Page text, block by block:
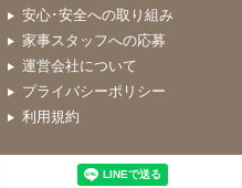
安心･安全への取り組み
家事スタッフへの応募
運営会社について
プライバシーポリシー
利用規約